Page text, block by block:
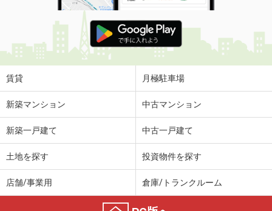
賃貸 月極駐車場
新築マンション 中古マンション
新築一戸建て 中古一戸建て
土地を探す 投資物件を探す
店舗/事業用 倉庫/トランクルーム